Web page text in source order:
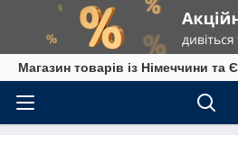
Магазин товарів із Німеччини та